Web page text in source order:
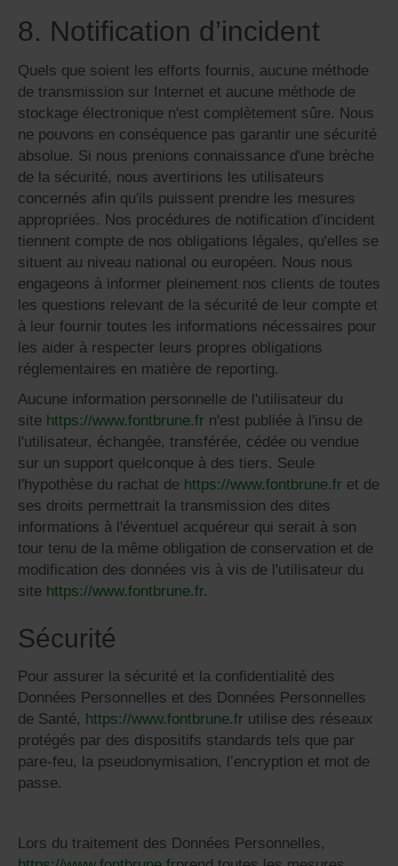
8. Notification d’incident
Quels que soient les efforts fournis, aucune méthode
de transmission sur Internet et aucune méthode de
stockage électronique n'est complètement sûre. Nous
ne pouvons en conséquence pas garantir une sécurité
absolue. Si nous prenions connaissance d'une brèche
de la sécurité, nous avertirions les utilisateurs
concernés afin qu'ils puissent prendre les mesures
appropriées. Nos procédures de notification d’incident
tiennent compte de nos obligations légales, qu'elles se
situent au niveau national ou européen. Nous nous
engageons à informer pleinement nos clients de toutes
les questions relevant de la sécurité de leur compte et
à leur fournir toutes les informations nécessaires pour
les aider à respecter leurs propres obligations
réglementaires en matière de reporting.
Aucune information personnelle de l'utilisateur du
site https://www.fontbrune.fr n'est publiée à l'insu de
l'utilisateur, échangée, transférée, cédée ou vendue
sur un support quelconque à des tiers. Seule
l'hypothèse du rachat de https://www.fontbrune.fr et de
ses droits permettrait la transmission des dites
informations à l'éventuel acquéreur qui serait à son
tour tenu de la même obligation de conservation et de
modification des données vis à vis de l'utilisateur du
site https://www.fontbrune.fr.
Sécurité
Pour assurer la sécurité et la confidentialité des
Données Personnelles et des Données Personnelles
de Santé, https://www.fontbrune.fr utilise des réseaux
protégés par des dispositifs standards tels que par
pare-feu, la pseudonymisation, l’encryption et mot de
passe.
Lors du traitement des Données Personnelles,